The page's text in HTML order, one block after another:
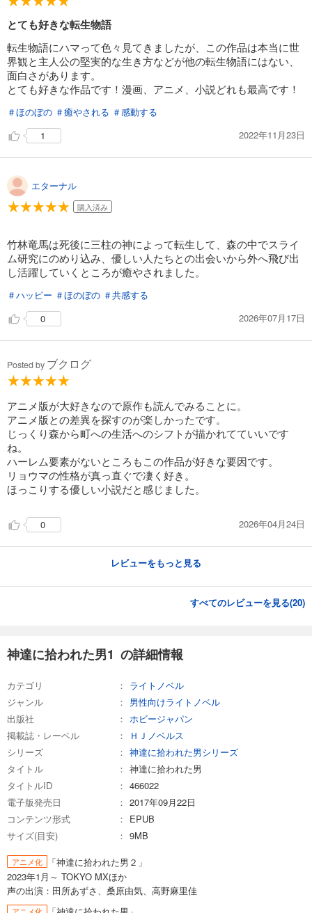
とても好きな転生物語
転生物語にハマって色々見てきましたが、この作品は本当に世
界観と主人公の堅実的な生き方などが他の転生物語にはない、
面白さがあります。
とても好きな作品です！漫画、アニメ、小説どれも最高です！
＃ほのぼの ＃癒やされる ＃感動する
1
2022年11月23日
エターナル
購入済み
竹林竜馬は死後に三柱の神によって転生して、森の中でスライ
ム研究にのめり込み、優しい人たちとの出会いから外へ飛び出
し活躍していくところが癒やされました。
＃ハッピー ＃ほのぼの ＃共感する
0
2026年07月17日
Posted by ブクログ
アニメ版が大好きなので原作も読んでみることに。
アニメ版との差異を探すのが楽しかったです。
じっくり森から町への生活へのシフトが描かれてていいです
ね。
ハーレム要素がないところもこの作品が好きな要因です。
リョウマの性格が真っ直ぐで凄く好き。
ほっこりする優しい小説だと感じました。
0 2026年04月24日
レビューをもっと見る
すべてのレビューを見る(20)
神達に拾われた男1 の詳細情報
カテゴリ
ライトノベル
ジャンル
男性向けライトノベル
出版社
ホビージャパン
掲載誌・レーベル
ＨＪノベルス
シリーズ
神達に拾われた男シリーズ
タイトル
神達に拾われた男
タイトルID
466022
電子版発売日
2017年09月22日
コンテンツ形式
EPUB
サイズ(目安)
9MB
アニメ化
「神達に拾われた男２」
2023年1月～ TOKYO MXほか
声の出演：田所あずさ、桑原由気、高野麻里佳